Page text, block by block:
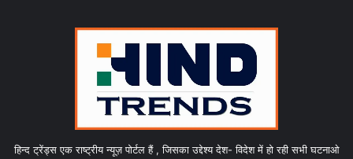
हिन्द ट्रेंड्स एक राष्ट्रीय न्यूज़ पोर्टल हैं , जिसका उद्देश्य देश- विदेश में हो रही सभी घटनाओ